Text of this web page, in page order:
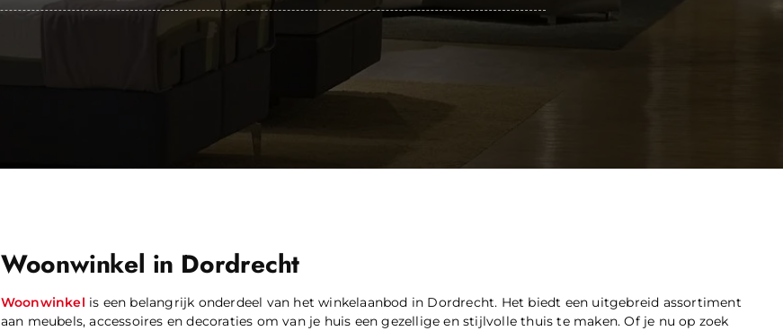
Woonwinkel in Dordrecht
Woonwinkel is een belangrijk onderdeel van het winkelaanbod in Dordrecht. Het biedt een uitgebreid assortiment
aan meubels, accessoires en decoraties om van je huis een gezellige en stijlvolle thuis te maken. Of je nu op zoek